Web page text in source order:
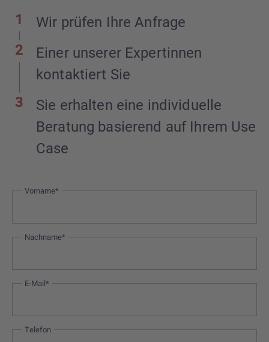
Wir prüfen Ihre Anfrage
Einer unserer Expertinnen
kontaktiert Sie
Sie erhalten eine individuelle
Beratung basierend auf Ihrem Use
Case
Vorname*
Nachname*
E-Mail*
Telefon